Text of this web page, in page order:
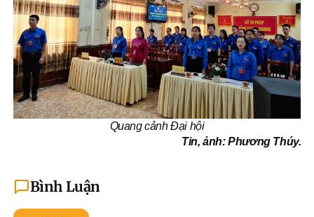
Quang cảnh Đại hội
Tin, ảnh: Phương Thúy.
Bình Luận